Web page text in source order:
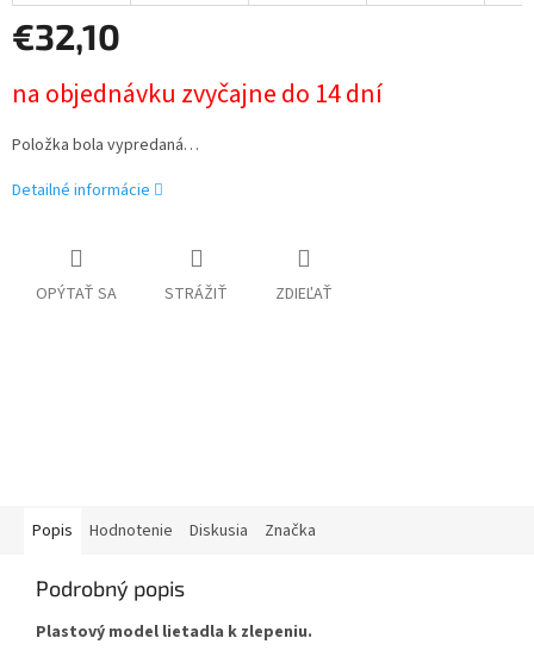
€32,10
cena:
na objednávku zvyčajne do 14 dní
Položka bola vypredaná…
Detailné informácie
OPÝTAŤ SA STRÁŽIŤ ZDIEĽAŤ
Popis Hodnotenie Diskusia Značka
Podrobný popis
Plastový model lietadla k zlepeniu.